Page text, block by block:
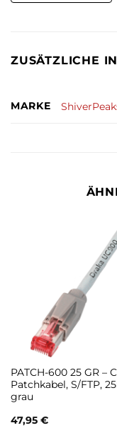
ZUSÄTZLICHE
MARKE
PATCH-600 25 GR –
Patchkabel, S/FTP,
grau
47,95 €